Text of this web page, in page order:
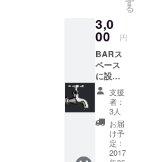
す
る
3,0
00 円
BARス
ペース
に設置
する無
限に酒
がでる
『蛇
口』の1
日使用
券 をリ
支援
者：
3人
お届
け予
定：
2017